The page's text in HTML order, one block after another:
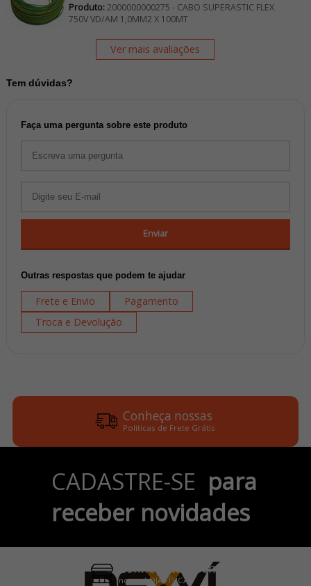
Produto:2000000000275 - CABO SUPERASTIC FLEX
750V VD/AM 1,0MM2 X 100MT
Ver mais avaliações
Tem dúvidas?
Faça uma pergunta sobre este produto
Enviar
Outras respostas que podem te ajudar
Frete e Envio
Pagamento
Troca e Devolução
Conheça nossas
Politicas de Frete Grátis
no Cartão de Crédito
Pix e Boleto
Conheça também
nossa LOJA FÍSICA
CADASTRE-SE para
receber novidades